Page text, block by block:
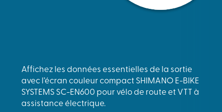
Affichez les données essentielles de la sortie
avec l’écran couleur compact SHIMANO E-BIKE
SYSTEMS SC-EN600 pour vélo de route et VTT à
assistance électrique.